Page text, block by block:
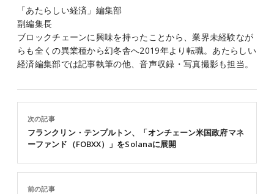
「あたらしい経済」編集部
副編集長
ブロックチェーンに興味を持ったことから、業界未経験なが
らも全くの異業種から幻冬舎へ2019年より転職。あたらしい
経済編集部では記事執筆の他、音声収録・写真撮影も担当。
前の記事
次の記事
フランクリン・テンプルトン、「オンチェーン米国政府マネ
ーファンド（FOBXX）」をSolanaに展開